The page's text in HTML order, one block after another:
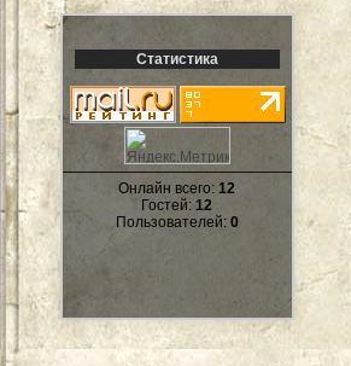
Статистика
Онлайн всего: 12
Гостей:12
Пользователей: 0